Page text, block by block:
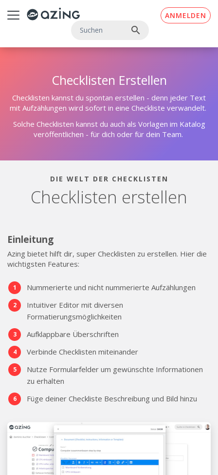
ANMELDEN
search
Checklisten Erstellen
Checklisten kannst du spontan erstellen - denn jeder Text
mit Aufzählungen wird sofort in eine Checkliste verwandelt.
Solche Checklisten kannst du auch als Vorlagen im Katalog
veröffentlichen - für dich oder für dein Team.
DIE WELT DER CHECKLISTEN
Checklisten erstellen
Einleitung
Azing bietet hilft dir, super Checklisten zu erstellen. Hier die
wichtigsten Features:
Nummerierte und nicht nummerierte Aufzählungen
Intuitiver Editor mit diversen
Formatierungsmöglichkeiten
Aufklappbare Überschriften
Verbinde Checklisten miteinander
Nutze Formularfelder um gewünschte Informationen
zu erhalten
Füge deiner Checkliste Beschreibung und Bild hinzu